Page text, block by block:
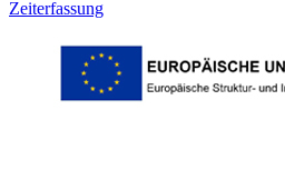
Zeiterfassung